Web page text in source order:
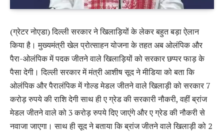
(ग्रेटर नोएडा) दिल्ली सरकार ने खिलाड़ियों के लेकर बहुत बड़ा ऐलान
किया है। मुख्यमंत्री खेल प्रोत्साहन योजना के तहत अब ओलंपिक और
पैरा-ओलंपिक में पदक जीतने वाले खिलाड़ियों को सरकार छप्पर फाड़ के
पैसा देगी। दिल्ली सरकार में मंत्री आशीष सूद ने मीडिया को बता कि
ओलंपिक और पैरालंपिक में गोल्ड मेडल जीतने वाले खिलाड़ी को सरकार 7
करोड़ रुपये की राशि देगी साथ ही ए ग्रेड की सरकारी नौकरी, वहीं ब्रांज
मेडल जीतने वाले को 3 करोड़ रुपये दिए जाएंगे और ए ग्रेड की नौकरी से
नवाजा जाएगा। साथ ही सूद ने बताया कि ब्रांज जीतने वाले खिलाड़ी को 2